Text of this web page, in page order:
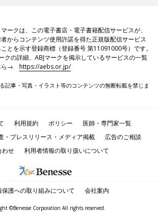
ークは、この電子書店・電子書籍配信サービスが、
からコンテンツ使用許諾を得た正規版配信サービス
とを示す登録商標（登録番号 第11091000号）です。
クの詳細、ABJマークを掲示しているサービスの一覧
ら→https://aebs.or.jp/
記事・写真・イラスト等のコンテンツの無断転載を禁じま
利用規約 ポリシー
医師・専門家一覧
・プレスリリース・メディア掲載
広告のご相談
わせ
利用者情報の取り扱いについて
保護への取り組みについて 会社案内
©Benesse Corporation All rights reserved.